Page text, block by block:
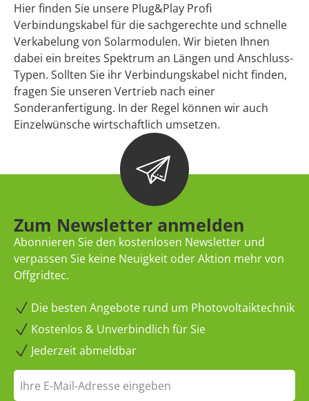
Hier finden Sie unsere Plug&Play Profi
Verbindungskabel für die sachgerechte und schnelle
Verkabelung von Solarmodulen. Wir bieten Ihnen
dabei ein breites Spektrum an Längen und Anschluss-
Typen. Sollten Sie ihr Verbindungskabel nicht finden,
fragen Sie unseren Vertrieb nach einer
Sonderanfertigung. In der Regel können wir auch
Einzelwünsche wirtschaftlich umsetzen.
Zum Newsletter anmelden
Abonnieren Sie den kostenlosen Newsletter und
verpassen Sie keine Neuigkeit oder Aktion mehr von
Offgridtec.
Die besten Angebote rund um Photovoltaiktechnik
Kostenlos & Unverbindlich für Sie
Jederzeit abmeldbar